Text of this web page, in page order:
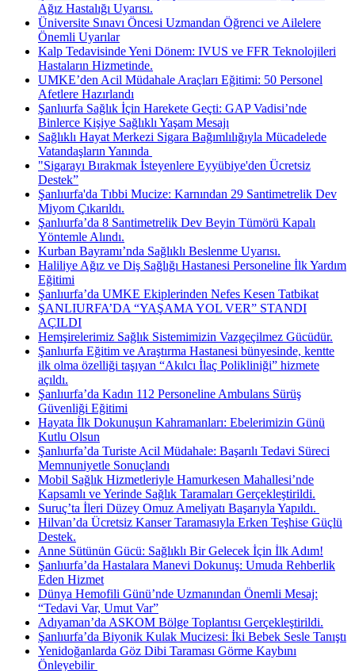
Ağız Hastalığı Uyarısı.
Üniversite Sınavı Öncesi Uzmandan Öğrenci ve Ailelere
Önemli Uyarılar
Kalp Tedavisinde Yeni Dönem: IVUS ve FFR Teknolojileri
Hastaların Hizmetinde.
UMKE’den Acil Müdahale Araçları Eğitimi: 50 Personel
Afetlere Hazırlandı
Şanlıurfa Sağlık İçin Harekete Geçti: GAP Vadisi’nde
Binlerce Kişiye Sağlıklı Yaşam Mesajı
Sağlıklı Hayat Merkezi Sigara Bağımlılığıyla Mücadelede
Vatandaşların Yanında ​
"Sigarayı Bırakmak İsteyenlere Eyyübiye'den Ücretsiz
Destek”
Şanlıurfa'da Tıbbi Mucize: Karnından 29 Santimetrelik Dev
Miyom Çıkarıldı.
Şanlıurfa’da 8 Santimetrelik Dev Beyin Tümörü Kapalı
Yöntemle Alındı.
Kurban Bayramı’nda Sağlıklı Beslenme Uyarısı.
Haliliye Ağız ve Diş Sağlığı Hastanesi Personeline İlk Yardım
Eğitimi
Şanlıurfa’da UMKE Ekiplerinden Nefes Kesen Tatbikat
ŞANLIURFA’DA “YAŞAMA YOL VER” STANDI
AÇILDI
Hemşirelerimiz Sağlık Sistemimizin Vazgeçilmez Gücüdür.
Şanlıurfa Eğitim ve Araştırma Hastanesi bünyesinde, kentte
ilk olma özelliği taşıyan “Akılcı İlaç Polikliniği” hizmete
açıldı.
Şanlıurfa’da Kadın 112 Personeline Ambulans Sürüş
Güvenliği Eğitimi
Hayata İlk Dokunuşun Kahramanları: Ebelerimizin Günü
Kutlu Olsun
Şanlıurfa’da Turiste Acil Müdahale: Başarılı Tedavi Süreci
Memnuniyetle Sonuçlandı
Mobil Sağlık Hizmetleriyle Hamurkesen Mahallesi’nde
Kapsamlı ve Yerinde Sağlık Taramaları Gerçekleştirildi.
Suruç’ta İleri Düzey Omuz Ameliyatı Başarıyla Yapıldı. ​
Hilvan’da Ücretsiz Kanser Taramasıyla Erken Teşhise Güçlü
Destek.
Anne Sütünün Gücü: Sağlıklı Bir Gelecek İçin İlk Adım!
Şanlıurfa’da Hastalara Manevi Dokunuş: Umuda Rehberlik
Eden Hizmet
Dünya Hemofili Günü’nde Uzmanından Önemli Mesaj:
“Tedavi Var, Umut Var”
Adıyaman’da ASKOM Bölge Toplantısı Gerçekleştirildi.
Şanlıurfa’da Biyonik Kulak Mucizesi: İki Bebek Sesle Tanıştı
Yenidoğanlarda Göz Dibi Taraması Görme Kaybını
Önleyebilir ​